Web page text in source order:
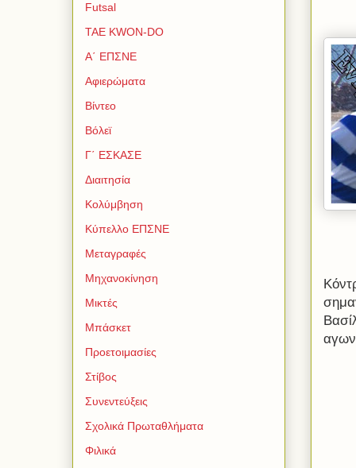
Futsal
TAE KWON-DO
Α΄ ΕΠΣΝΕ
Αφιερώματα
Βίντεο
Βόλεϊ
Γ΄ ΕΣΚΑΣΕ
Διαιτησία
Κολύμβηση
Κύπελλο ΕΠΣΝΕ
Μεταγραφές
Μηχανοκίνηση
Μικτές
Μπάσκετ
Προετοιμασίες
Στίβος
Συνεντεύξεις
Σχολικά Πρωταθλήματα
Φιλικά